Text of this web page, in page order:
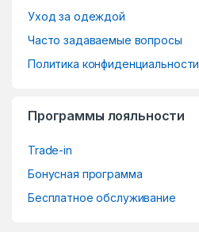
Уход за одеждой
Часто задаваемые вопросы
Политика конфиденциальности
Программы лояльности
Trade-in
Бонусная программа
Бесплатное обслуживание